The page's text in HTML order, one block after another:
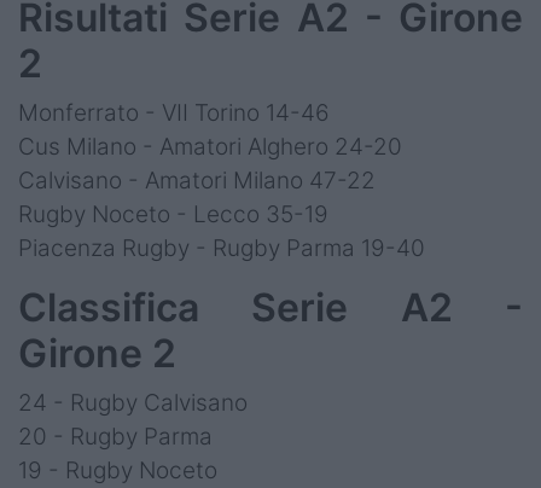
Risultati Serie A2 - Girone
2
Monferrato - VII Torino 14-46
Cus Milano - Amatori Alghero 24-20
Calvisano - Amatori Milano 47-22
Rugby Noceto - Lecco 35-19
Piacenza Rugby - Rugby Parma 19-40
Classifica Serie A2 -
Girone 2
24 - Rugby Calvisano
20 - Rugby Parma
19 - Rugby Noceto